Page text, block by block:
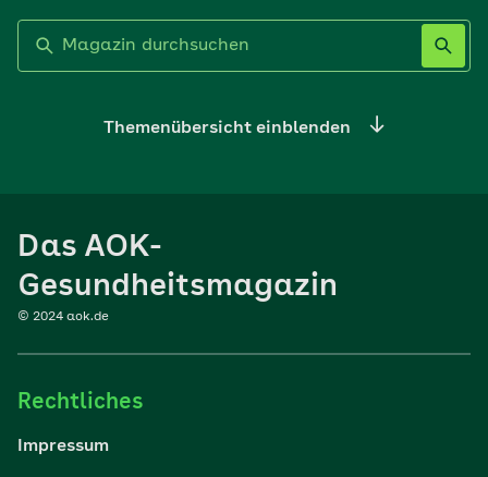
Themenübersicht einblenden
Sport
Reisen
Das AOK-
Gesundheitsmagazin
© 2024 aok.de
Rechtliches
Impressum